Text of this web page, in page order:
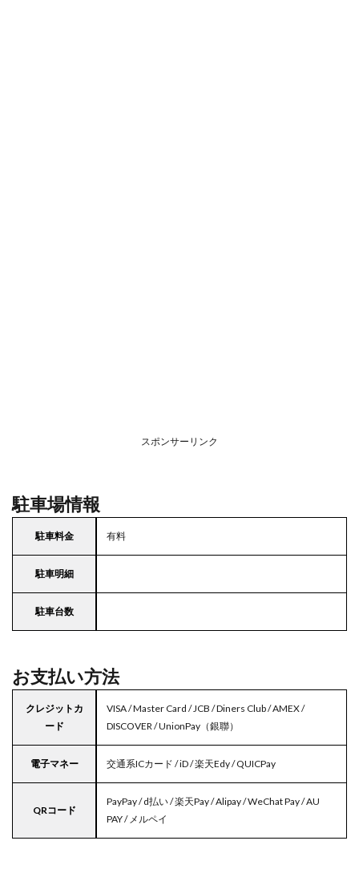
スポンサーリンク
駐車場情報
駐車料金 有料
駐車明細
駐車台数
お支払い方法
クレジットカ
ード
VISA / Master Card / JCB / Diners Club / AMEX /
DISCOVER / UnionPay（銀聯）
電子マネー 交通系ICカード / iD / 楽天Edy / QUICPay
QRコード
PayPay / d払い / 楽天Pay / Alipay / WeChat Pay / AU
PAY / メルペイ